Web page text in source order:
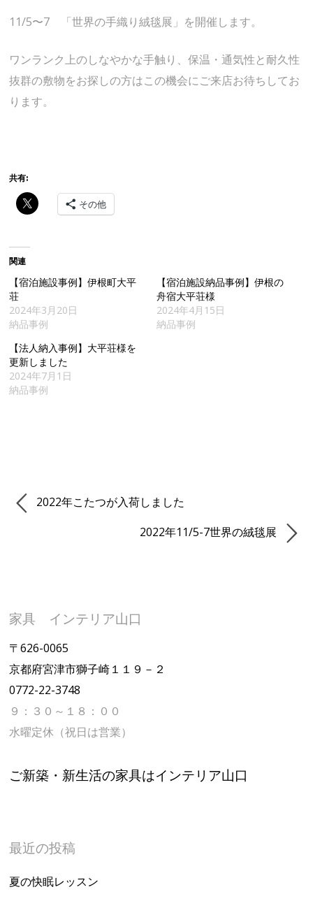
11/5〜7 「世界の手織り絨毯展」を開催します。
ワンランク上のしなやかな手触り、保温・通気性と耐久性
抜群の敷物をお探しの方はこの機会にご来店お待ちしてお
ります。
共有:
その他
関連
【宿泊施設事例】伊根町大平
荘
2024年3月20日
納品事例
【宿泊施設納品事例】伊根の
舟宿大平荘様
2024年4月15日
納品事例
【法人納入事例】大平荘様を
更新しました
2024年7月1日
納品事例
2022年こたつが入荷しました
2022年11/5-7世界の絨毯展
家具 インテリア山口
〒626-0065
京都府宮津市獅子崎１１９－２
0772-22-3748
９：３０～１８：００
水曜定休（祝日は営業）
ご新築・新生活の家具はインテリア山口
最近の投稿
夏の快眠レッスン